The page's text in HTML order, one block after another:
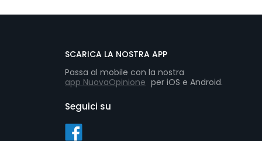
SCARICA LA NOSTRA APP
Passa al mobile con la nostra
app NuovaOpinione per iOS e Android.
Seguici su